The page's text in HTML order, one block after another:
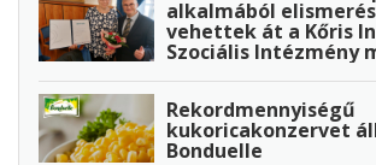
alkalmából
vehettek át a Kőris
Szociális Intézmény
Rekordmennyiségű
kukoricakonzervet
Bonduelle